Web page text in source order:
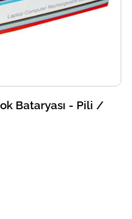
Bataryası - Pili /